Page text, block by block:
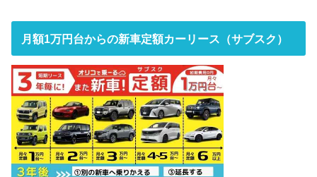
月額1万円台からの新車定額カーリース（サブスク）